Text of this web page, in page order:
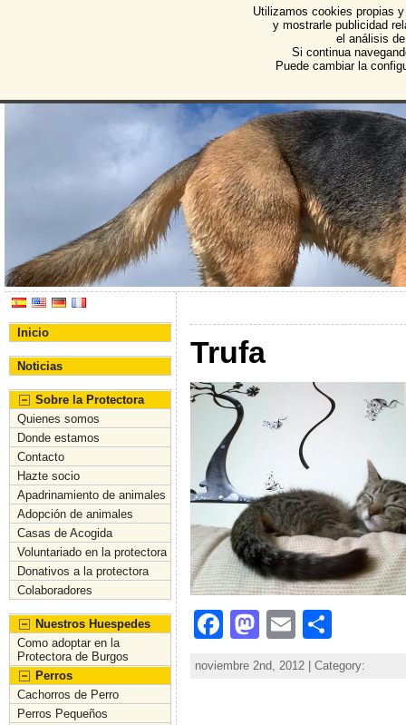
Protectora de Animales
Asociación Protectora de Animales y Plantas de
Inicio
Noticias
Sobre la Protectora
Quienes somos
Donde estamos
Contacto
Hazte socio
Apadrinamiento de animales
Adopción de animales
Casas de Acogida
Voluntariado en la protectora
Donativos a la protectora
Colaboradores
Nuestros Huespedes
Como adoptar en la
Protectora de Burgos
Perros
Cachorros de Perro
Perros Pequeños
Trufa
Facebook
Mastodon
Email
noviembre 2nd, 2012 | Category:
Utilizamos cookies propias
y mostrarle publicidad
el análisis
Si continua
Puede cambiar la